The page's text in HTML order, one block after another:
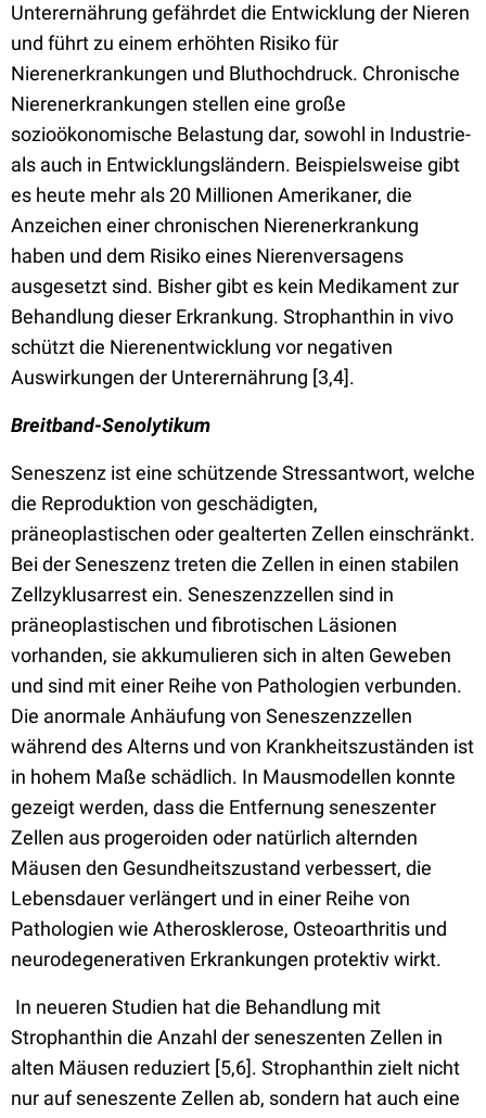
Unterernährung gefährdet die Entwicklung der Nieren
und führt zu einem erhöhten Risiko für
Nierenerkrankungen und Bluthochdruck. Chronische
Nierenerkrankungen stellen eine große
sozioökonomische Belastung dar, sowohl in Industrie-
als auch in Entwicklungsländern. Beispielsweise gibt
es heute mehr als 20 Millionen Amerikaner, die
Anzeichen einer chronischen Nierenerkrankung
haben und dem Risiko eines Nierenversagens
ausgesetzt sind. Bisher gibt es kein Medikament zur
Behandlung dieser Erkrankung. Strophanthin in vivo
schützt die Nierenentwicklung vor negativen
Auswirkungen der Unterernährung [3,4].
Breitband-Senolytikum
Seneszenz ist eine schützende Stressantwort, welche
die Reproduktion von geschädigten,
präneoplastischen oder gealterten Zellen einschränkt.
Bei der Seneszenz treten die Zellen in einen stabilen
Zellzyklusarrest ein. Seneszenzzellen sind in
präneoplastischen und fibrotischen Läsionen
vorhanden, sie akkumulieren sich in alten Geweben
und sind mit einer Reihe von Pathologien verbunden.
Die anormale Anhäufung von Seneszenzzellen
während des Alterns und von Krankheitszuständen ist
in hohem Maße schädlich. In Mausmodellen konnte
gezeigt werden, dass die Entfernung seneszenter
Zellen aus progeroiden oder natürlich alternden
Mäusen den Gesundheitszustand verbessert, die
Lebensdauer verlängert und in einer Reihe von
Pathologien wie Atherosklerose, Osteoarthritis und
neurodegenerativen Erkrankungen protektiv wirkt.
In neueren Studien hat die Behandlung mit
Strophanthin die Anzahl der seneszenten Zellen in
alten Mäusen reduziert [5,6]. Strophanthin zielt nicht
nur auf seneszente Zellen ab, sondern hat auch eine